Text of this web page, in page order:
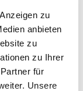
zu
anbieten
zu
zu Ihrer
für
Unsere
Ausbau der
Grunde
Sie bitte
hier ansehen